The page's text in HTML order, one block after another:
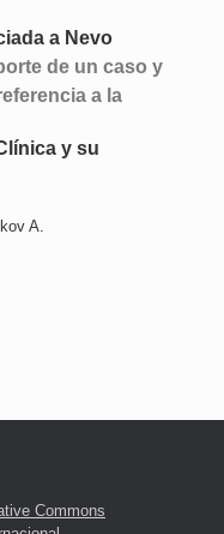
a Nevo
de un caso y
a la
y su
A.
Commons